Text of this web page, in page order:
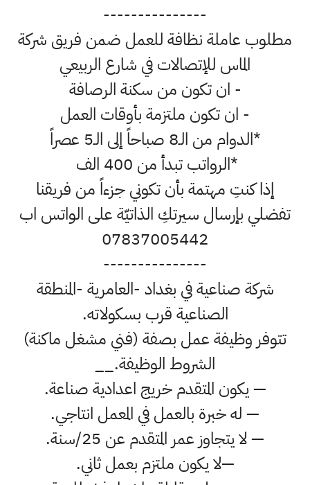
---------------
مطلوب عاملة نظافة للعمل ضمن فريق شركة
الماس للإتصالات في شارع الربيعي
- ان تكون من سكنة الرصافة
- ان تكون ملتزمة بأوقات العمل
*الدوام من الـ8 صباحاً إلى الـ5 عصراً
*الرواتب تبدأ من 400 الف
إذا كنتِ مهتمة بأن تكوني جزءاً من فريقنا
تفضلي بإرسال سيرتكِ الذاتيّة على الواتس اب
07837005442
---------------
شركة صناعية في بغداد -العامرية -المنطقة
الصناعية قرب بسكولاته.
تتوفر وظيفة عمل بصفة (فني مشغل ماكنة)
الشروط الوظيفة.__
— يكون المتقدم خريج اعدادية صناعة.
— له خبرة بالعمل في المعمل انتاجي.
— لا يتجاوز عمر المتقدم عن 25/سنة.
—لا يكون ملتزم بعمل ثاني.